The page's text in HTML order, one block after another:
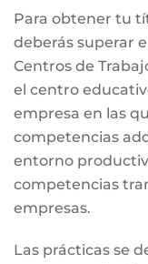
Para obtener tu
deberás superar
Centros de
el centro
empresa en las
competencias
entorno
competencias
empresas.
Las prácticas se